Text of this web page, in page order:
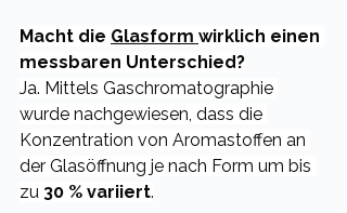
Macht die Glasform wirklich einen
messbaren Unterschied?
Ja. Mittels Gaschromatographie
wurde nachgewiesen, dass die
Konzentration von Aromastoffen an
der Glasöffnung je nach Form um bis
zu 30 % variiert.